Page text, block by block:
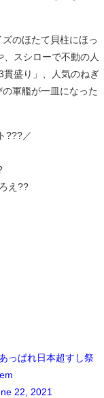
のほたて貝柱にほっ
スシローで不動の人
貫盛り」、人気のねぎ
軍艦が一皿になった
???／
え??
っぱれ日本超すし祭
22, 2021